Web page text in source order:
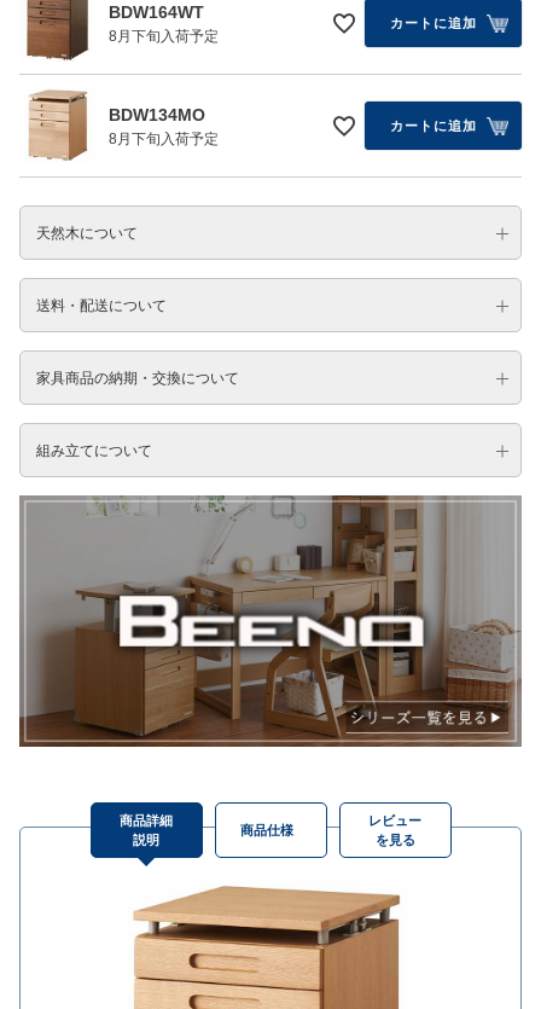
BDW164WT
8月下旬入荷予定
カートに追加
BDW134MO
8月下旬入荷予定
カートに追加
天然木について
送料・配送について
家具商品の納期・交換について
組み立てについて
商品詳細
説明
商品仕様
レビュー
を見る